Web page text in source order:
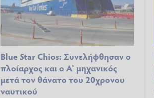
Blue Star Chios: Συνελήφθησαν ο
πλοίαρχος και ο Α’ μηχανικός
μετά τον θάνατο του 20χρονου
ναυτικού